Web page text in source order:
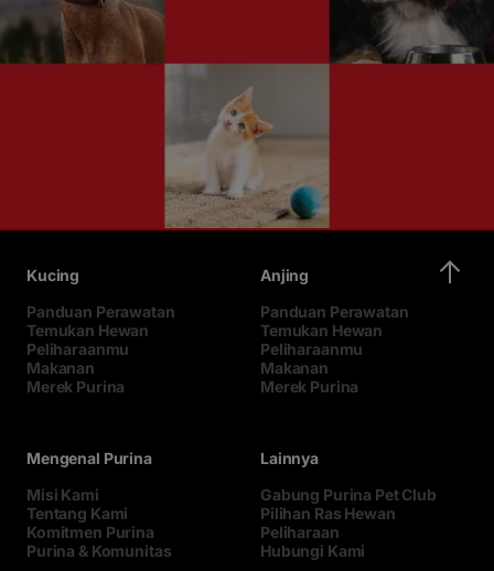
Kucing
Panduan Perawatan
Temukan Hewan
Peliharaanmu
Makanan
Merek Purina
Anjing
Panduan Perawatan
Temukan Hewan
Peliharaanmu
Makanan
Merek Purina
Mengenal Purina
Misi Kami
Tentang Kami
Komitmen Purina
Purina & Komunitas
Lainnya
Gabung Purina Pet Club
Pilihan Ras Hewan
Peliharaan
Hubungi Kami